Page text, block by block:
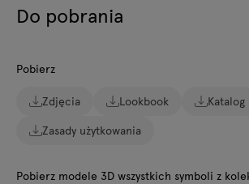
Do pobrania
Pobierz
Zdjęcia Lookbook
Katalog
Zasady użytkowania
Pobierz modele 3D wszystkich symboli z